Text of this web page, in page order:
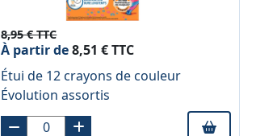
8,95 € TTC
À partir de8,51 € TTC
Étui de 12 crayons de couleur
Évolution assortis